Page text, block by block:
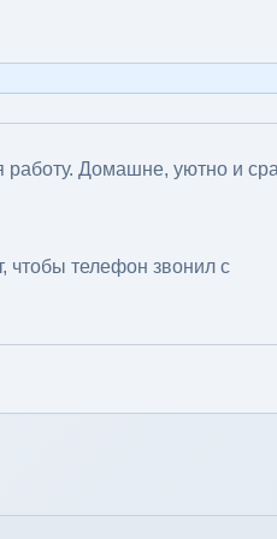
Домашне, уютно и
чтобы телефон звонил с